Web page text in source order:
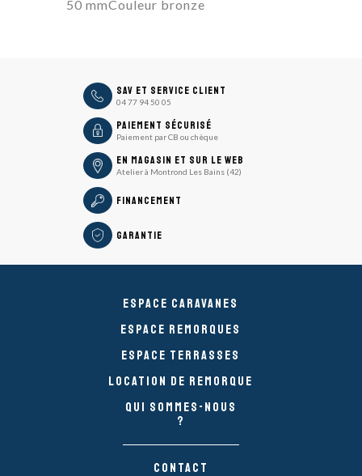
50 mmCouleur bronze
icon SAV et Service Client
04 77 94 50 05
icon Paiement sécurisé
Paiement par CB ou chèque
En magasin et sur le Web
Atelier à Montrond Les Bains (42)
Financement
Garantie
Espace caravanes
Espace remorques
Espace Terrasses
Location de remorque
Qui sommes-nous
?
Contact